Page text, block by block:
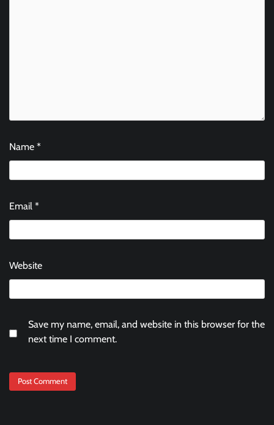
Name *
Email *
Website
Save my name, email, and website in this browser for the
next time I comment.